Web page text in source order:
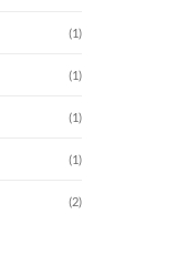
(1)
(1)
(1)
(1)
(2)